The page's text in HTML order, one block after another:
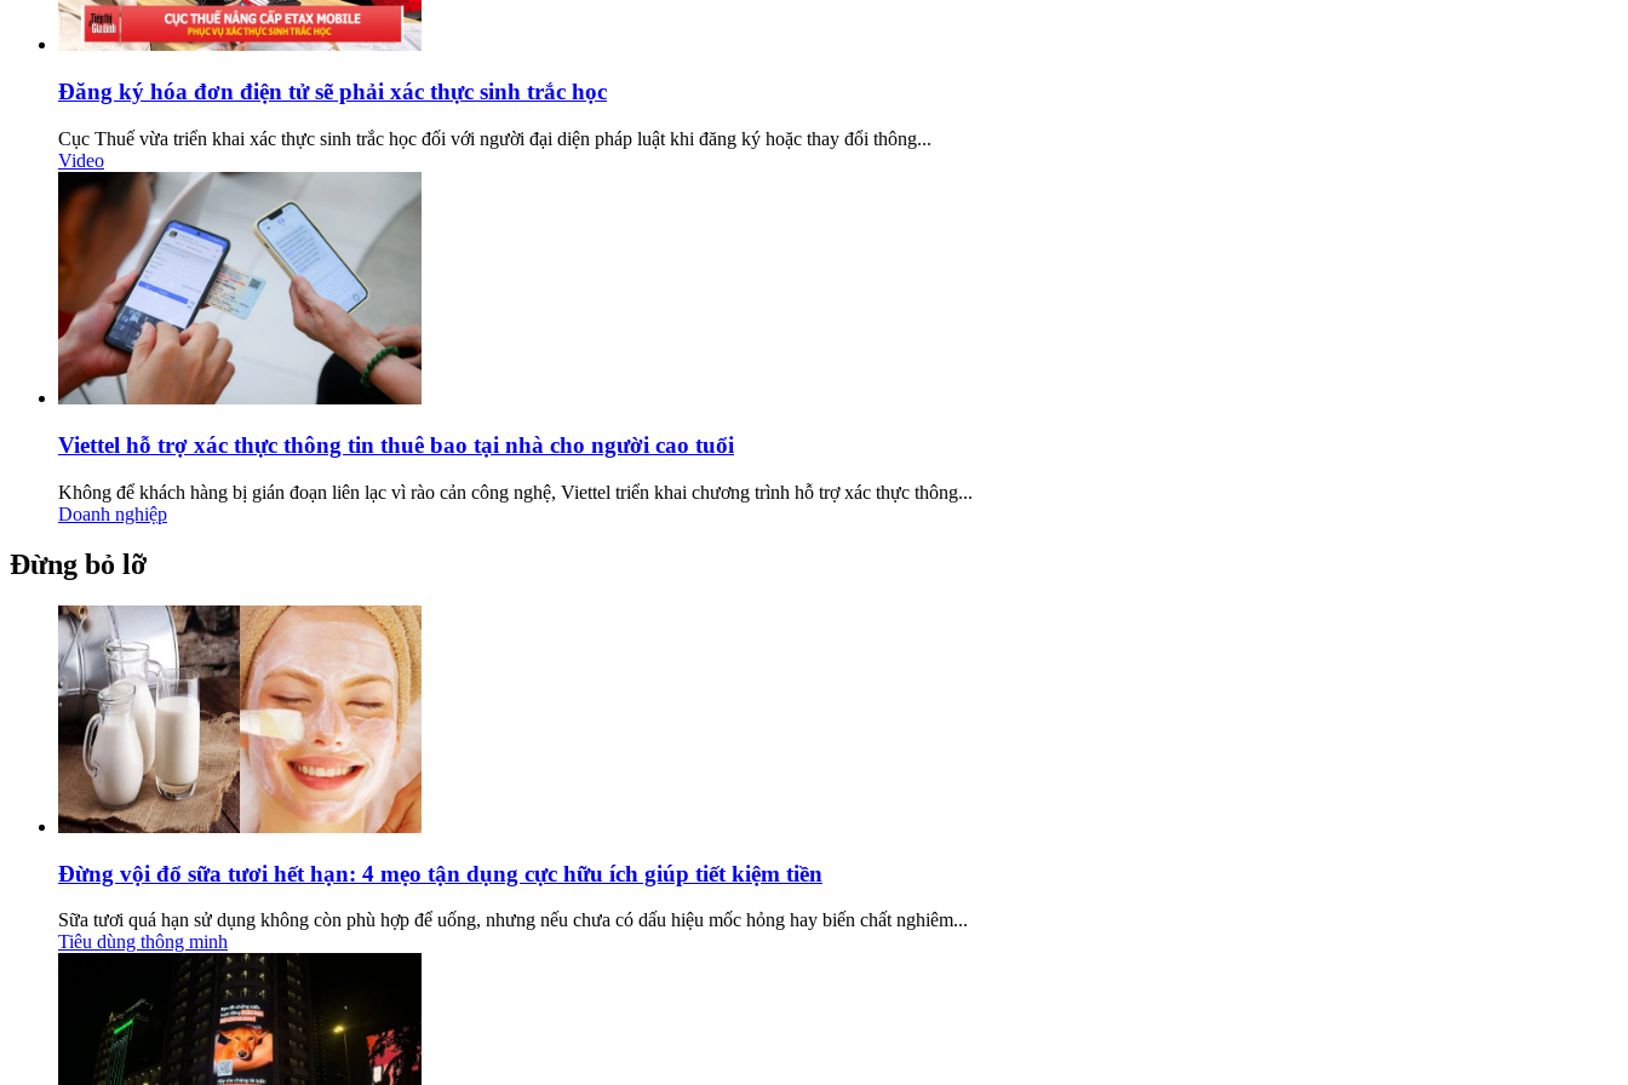
Đăng ký hóa đơn điện tử sẽ phải xác thực sinh trắc học
Cục Thuế vừa triển khai xác thực sinh trắc học đối với người đại diện pháp luật khi đăng ký hoặc thay đổi thông...
Video
Viettel hỗ trợ xác thực thông tin thuê bao tại nhà cho người cao tuổi
Không để khách hàng bị gián đoạn liên lạc vì rào cản công nghệ, Viettel triển khai chương trình hỗ trợ xác thực thông...
Doanh nghiệp
Đừng bỏ lỡ
Đừng vội đổ sữa tươi hết hạn: 4 mẹo tận dụng cực hữu ích giúp tiết kiệm tiền
Sữa tươi quá hạn sử dụng không còn phù hợp để uống, nhưng nếu chưa có dấu hiệu mốc hỏng hay biến chất nghiêm...
Tiêu dùng thông minh